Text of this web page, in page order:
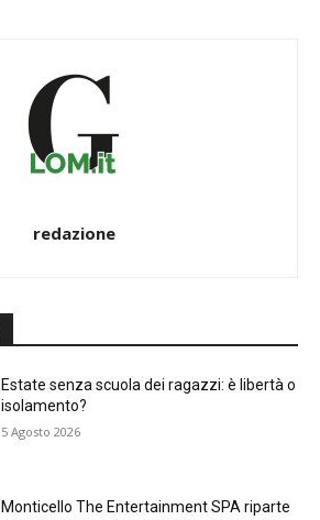
redazione
Estate senza scuola dei ragazzi: è libertà o
isolamento?
5 Agosto 2026
Monticello The Entertainment SPA riparte